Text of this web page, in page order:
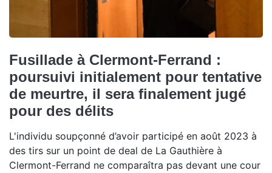
Fusillade à Clermont-Ferrand :
poursuivi initialement pour tentative
de meurtre, il sera finalement jugé
pour des délits
L'individu soupçonné d’avoir participé en août 2023 à
des tirs sur un point de deal de La Gauthière à
Clermont-Ferrand ne comparaîtra pas devant une cour